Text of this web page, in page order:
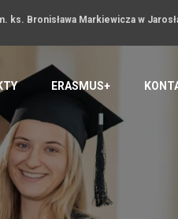
ks. Bronisława Markiewicza w
ERASMUS+